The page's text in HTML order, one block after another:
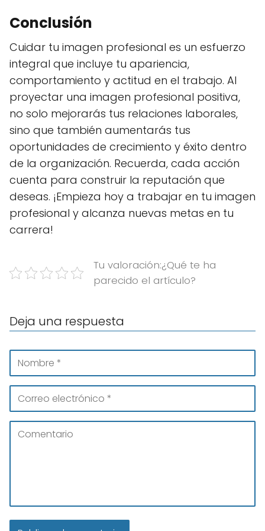
Conclusión
Cuidar tu imagen profesional es un esfuerzo
integral que incluye tu apariencia,
comportamiento y actitud en el trabajo. Al
proyectar una imagen profesional positiva,
no solo mejorarás tus relaciones laborales,
sino que también aumentarás tus
oportunidades de crecimiento y éxito dentro
de la organización. Recuerda, cada acción
cuenta para construir la reputación que
deseas. ¡Empieza hoy a trabajar en tu imagen
profesional y alcanza nuevas metas en tu
carrera!
Tu valoración:¿Qué te ha
parecido el artículo?
Deja una respuesta